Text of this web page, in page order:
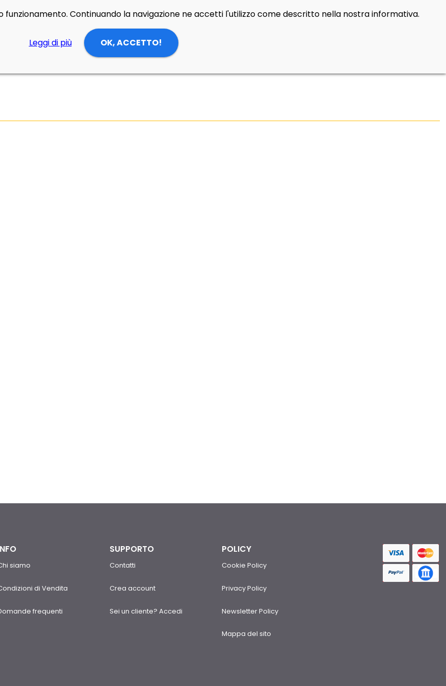
siamo
di Vendita
frequenti
SUPPORTO
Contatti
Crea account
Sei un cliente? Accedi
POLICY
Cookie Policy
Privacy Policy
Newsletter Policy
Mappa del sito
Continuando la navigazione ne accetti l'utilizzo come descritto nella nostra informativa.
Leggi di più OK, ACCETTO!